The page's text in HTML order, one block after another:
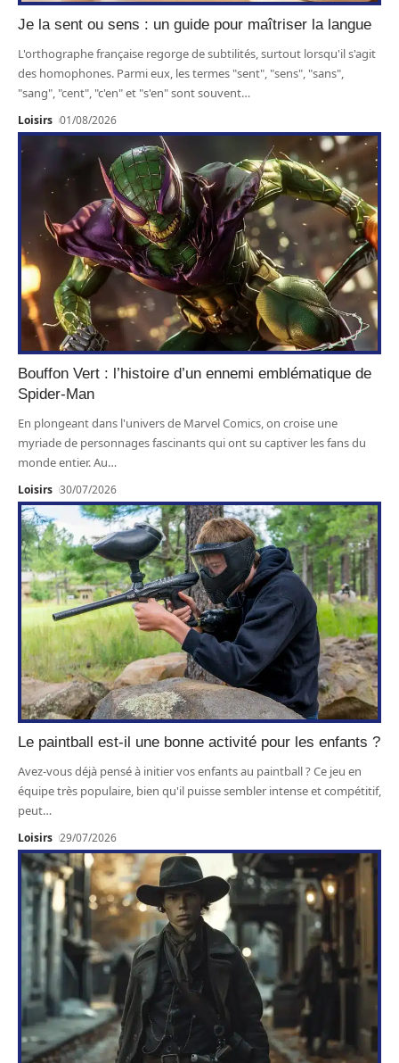
Je la sent ou sens : un guide pour maîtriser la langue
L'orthographe française regorge de subtilités, surtout lorsqu'il s'agit
des homophones. Parmi eux, les termes "sent", "sens", "sans",
"sang", "cent", "c'en" et "s'en" sont souvent…
Loisirs 01/08/2026
Bouffon Vert : l’histoire d’un ennemi emblématique de
Spider-Man
En plongeant dans l'univers de Marvel Comics, on croise une
myriade de personnages fascinants qui ont su captiver les fans du
monde entier. Au…
Loisirs 30/07/2026
Le paintball est-il une bonne activité pour les enfants ?
Avez-vous déjà pensé à initier vos enfants au paintball ? Ce jeu en
équipe très populaire, bien qu'il puisse sembler intense et compétitif,
peut…
Loisirs 29/07/2026